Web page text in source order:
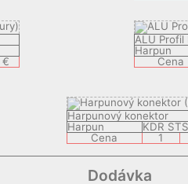
€
ALU Profil
Harpun
Cena
Harpunový konektor
Harpun
KDR STS
Cena
1
Dodávka